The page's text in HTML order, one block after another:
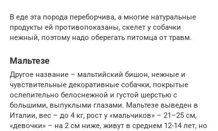
В еде эта порода переборчива, а многие натуральные
продукты ей противопоказаны, скелет у собачки
нежный, поэтому надо оберегать питомца от травм.
Мальтезе
Другое название – мальтийский бишон, нежные и
чувствительные декоративные собачки, покрытые
ослепительно белоснежной и густой шерстью с
большими, выпуклыми глазами. Мальтезе выведен в
Италии, вес – до 4 кг, рост у «мальчиков» – 21–25 см,
«девочки» – на 2 см ниже, живут в среднем 12-14 лет, но